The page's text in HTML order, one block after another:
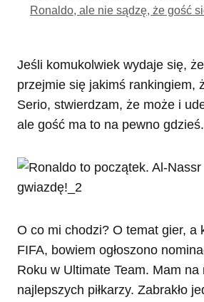
Ronaldo, ale nie sądzę, że gość
Jeśli komukolwiek wydaje się,
przejmie się jakimś rankingiem,
Serio, stwierdzam, że może i
ale gość ma to na pewno gdzieś.
O co mi chodzi? O temat gier, a
FIFA, bowiem ogłoszono
Roku w Ultimate Team. Mam na
najlepszych piłkarzy. Zabrakło